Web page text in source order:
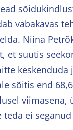
vabakavas
Niina
et suutis
keskenduda
sõitis end
viimasena,
ei seganud